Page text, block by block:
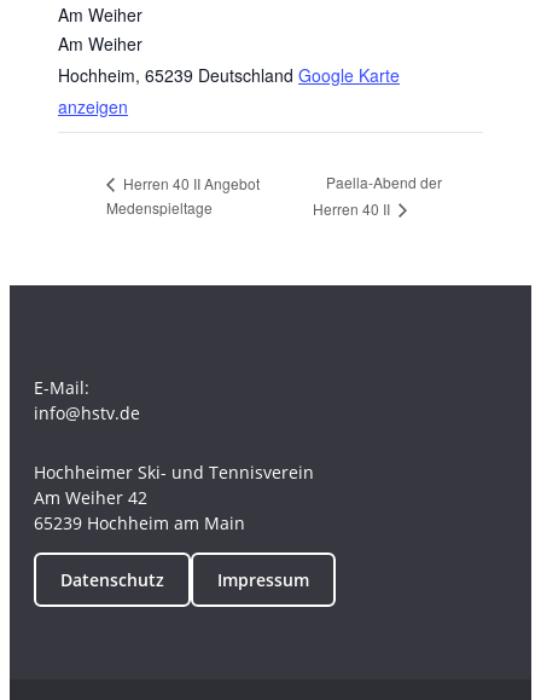
Am Weiher
Am Weiher
Hochheim, 65239 Deutschland Google Karte
anzeigen
Herren 40 II Angebot
Medenspieltage
Paella-Abend der
Herren 40 II
E-Mail:
info@hstv.de
Hochheimer Ski- und Tennisverein
Am Weiher 42
65239 Hochheim am Main
Datenschutz Impressum